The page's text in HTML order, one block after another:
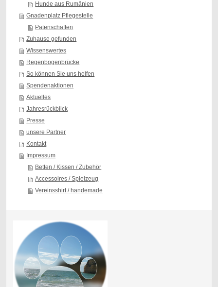
Hunde aus Rumänien
Gnadenplatz Pflegestelle
Patenschaften
Zuhause gefunden
Wissenswertes
Regenbogenbrücke
So können Sie uns helfen
Spendenaktionen
Aktuelles
Jahresrückblick
Presse
unsere Partner
Kontakt
Impressum
Betten / Kissen / Zubehör
Accessoires / Spielzeug
Vereinsshirt / handemade